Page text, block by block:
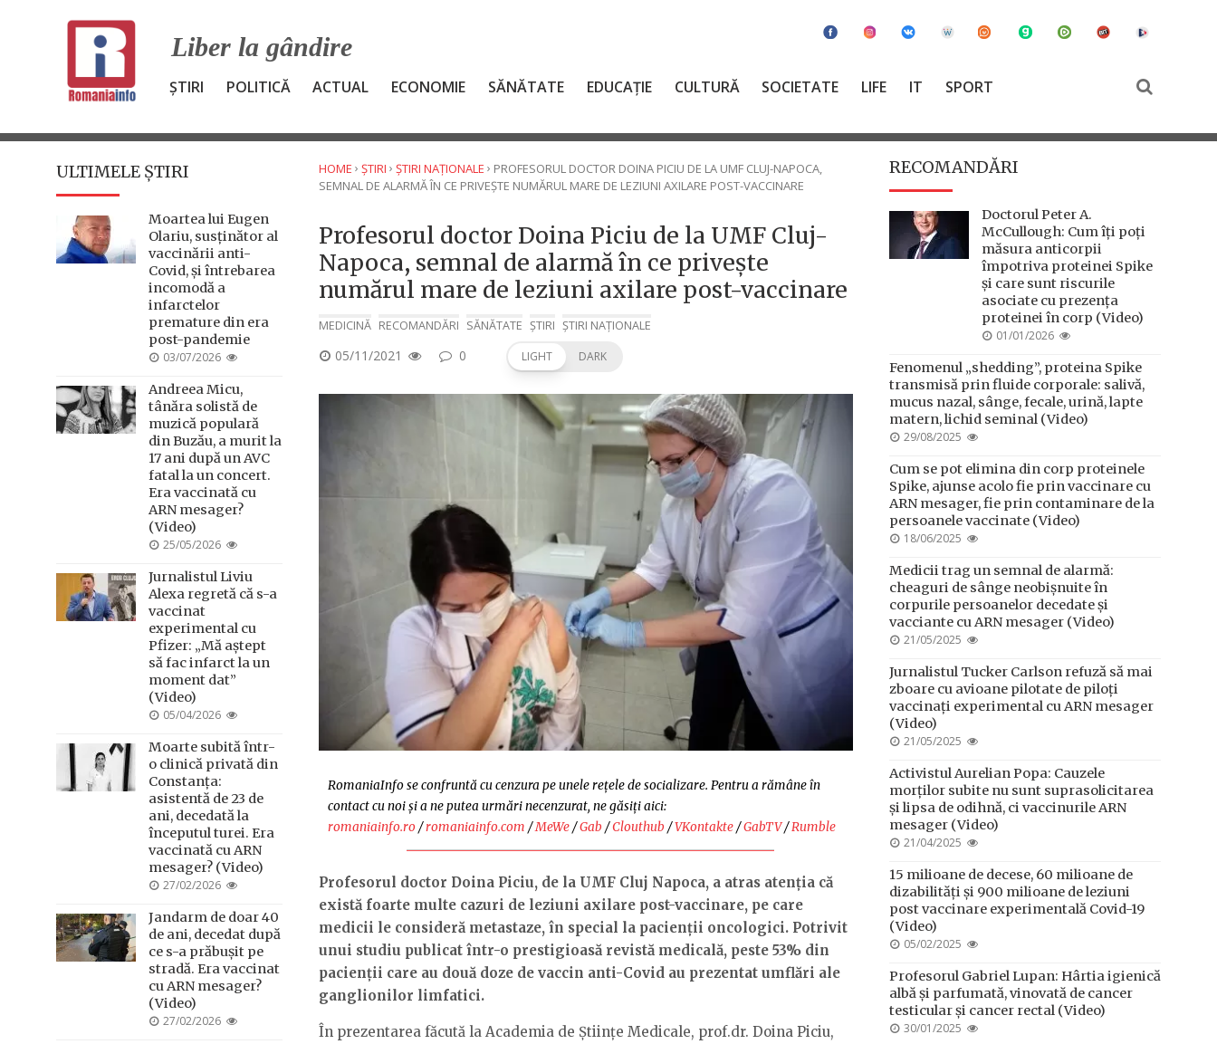
Liber la gândire
ȘTIRI POLITICĂ ACTUAL ECONOMIE SĂNĂTATE EDUCAȚIE CULTURĂ SOCIETATE LIFE IT SPORT
ULTIMELE ȘTIRI
Moartea lui Eugen
Olariu, susținător al
vaccinării anti-
Covid, și întrebarea
incomodă a
infarctelor
premature din era
post-pandemie
POSTED
03/07/2026
Andreea Micu,
tânăra solistă de
muzică populară
din Buzău, a murit la
17 ani după un AVC
fatal la un concert.
Era vaccinată cu
ARN mesager?
(Video)
POSTED
25/05/2026
Jurnalistul Liviu
Alexa regretă că s-a
vaccinat
experimental cu
Pfizer: „Mă aștept
să fac infarct la un
moment dat”
(Video)
POSTED
05/04/2026
Moarte subită într-
o clinică privată din
Constanța:
asistentă de 23 de
ani, decedată la
începutul turei. Era
vaccinată cu ARN
mesager? (Video)
POSTED
27/02/2026
Jandarm de doar 40
de ani, decedat după
ce s-a prăbușit pe
stradă. Era vaccinat
cu ARN mesager?
(Video)
POSTED
27/02/2026
HOME › ȘTIRI › ȘTIRI NAȚIONALE › PROFESORUL DOCTOR DOINA PICIU DE LA UMF CLUJ-NAPOCA,
SEMNAL DE ALARMĂ ÎN CE PRIVEȘTE NUMĂRUL MARE DE LEZIUNI AXILARE POST-VACCINARE
Profesorul doctor Doina Piciu de la UMF Cluj-
Napoca, semnal de alarmă în ce privește
numărul mare de leziuni axilare post-vaccinare
MEDICINĂ RECOMANDĂRI SĂNĂTATE ȘTIRI ȘTIRI NAȚIONALE
POSTED
05/11/2021 0 LIGHT DARK
RomaniaInfo se confruntă cu cenzura pe unele rețele de socializare. Pentru a rămâne în
contact cu noi și a ne putea urmări necenzurat, ne găsiți aici:
romaniainfo.ro/romaniainfo.com /MeWe/Gab /Clouthub /VKontakte/GabTV/Rumble
Profesorul doctor Doina Piciu, de la UMF Cluj Napoca, a atras atenția că
există foarte multe cazuri de leziuni axilare post-vaccinare, pe care
medicii le consideră metastaze, în special la pacienții oncologici. Potrivit
unui studiu publicat într-o prestigioasă revistă medicală, peste 53% din
pacienții care au două doze de vaccin anti-Covid au prezentat umflări ale
ganglionilor limfatici.
În prezentarea făcută la Academia de Științe Medicale, prof.dr. Doina Piciu,
RECOMANDĂRI
Doctorul Peter A.
McCullough: Cum îți poți
măsura anticorpii
împotriva proteinei Spike
și care sunt riscurile
asociate cu prezența
proteinei în corp (Video)
POSTED
01/01/2026
Fenomenul „shedding”, proteina Spike
transmisă prin fluide corporale: salivă,
mucus nazal, sânge, fecale, urină, lapte
matern, lichid seminal (Video)
POSTED
29/08/2025
Cum se pot elimina din corp proteinele
Spike, ajunse acolo fie prin vaccinare cu
ARN mesager, fie prin contaminare de la
persoanele vaccinate (Video)
POSTED
18/06/2025
Medicii trag un semnal de alarmă:
cheaguri de sânge neobișnuite în
corpurile persoanelor decedate și
vacciante cu ARN mesager (Video)
POSTED
21/05/2025
Jurnalistul Tucker Carlson refuză să mai
zboare cu avioane pilotate de piloți
vaccinați experimental cu ARN mesager
(Video)
POSTED
21/05/2025
Activistul Aurelian Popa: Cauzele
morților subite nu sunt suprasolicitarea
și lipsa de odihnă, ci vaccinurile ARN
mesager (Video)
POSTED
21/04/2025
15 milioane de decese, 60 milioane de
dizabilități și 900 milioane de leziuni
post vaccinare experimentală Covid-19
(Video)
POSTED
05/02/2025
Profesorul Gabriel Lupan: Hârtia igienică
albă și parfumată, vinovată de cancer
testicular și cancer rectal (Video)
POSTED
30/01/2025